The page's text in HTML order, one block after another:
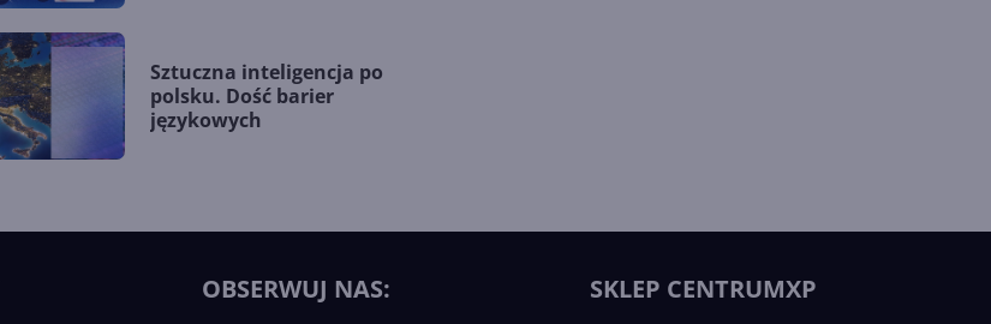
Sztuczna inteligencja po
polsku. Dość barier
językowych
OBSERWUJ NAS: SKLEP CENTRUMXP